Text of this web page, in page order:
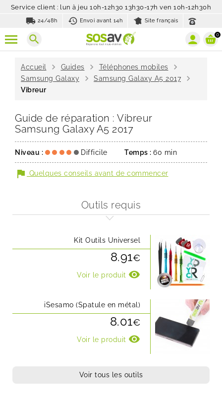
Service client : lun à jeu 10h-12h30 13h30-17h ven 10h-12h30h
local_shipping 24/48h history_toggle_off
Envoi avant 14h Site français
search 0
Accueil chevron_right Guides chevron_right Téléphones mobiles chevron_right
Samsung Galaxy chevron_right Samsung Galaxy A5 2017 chevron_right
Vibreur
Guide de réparation : Vibreur
Samsung Galaxy A5 2017
Niveau : Difficile Temps : 60 min
flag Quelques conseils avant de commencer
Outils requis
Kit Outils Universel
8.91€
Voir le produit visibility
iSesamo (Spatule en métal)
8.01€
Voir le produit visibility
Voir tous les outils